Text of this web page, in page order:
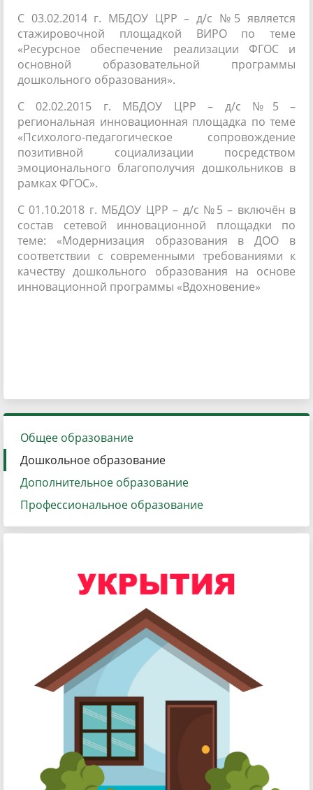
С 03.02.2014 г. МБДОУ ЦРР – д/с №5 является
стажировочной площадкой ВИРО по теме
«Ресурсное обеспечение реализации ФГОС и
основной образовательной программы
дошкольного образования».
С 02.02.2015 г. МБДОУ ЦРР – д/с №5 –
региональная инновационная площадка по теме
«Психолого-педагогическое сопровождение
позитивной социализации посредством
эмоционального благополучия дошкольников в
рамках ФГОС».
С 01.10.2018 г. МБДОУ ЦРР – д/с №5 – включён в
состав сетевой инновационной площадки по
теме: «Модернизация образования в ДОО в
соответствии с современными требованиями к
качеству дошкольного образования на основе
инновационной программы «Вдохновение»
Общее образование
Дошкольное образование
Дополнительное образование
Профессиональное образование